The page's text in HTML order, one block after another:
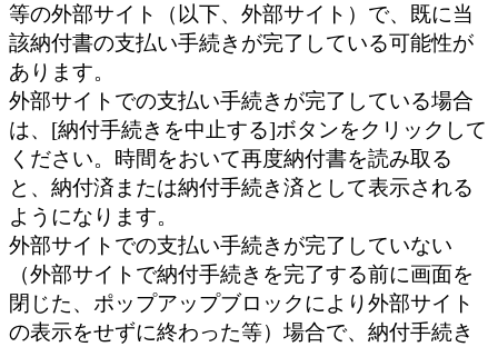
等の外部サイト（以下、外部サイト）で、既に当
該納付書の支払い手続きが完了している可能性が
あります。
外部サイトでの支払い手続きが完了している場合
は、[納付手続きを中止する]ボタンをクリックして
ください。時間をおいて再度納付書を読み取る
と、納付済または納付手続き済として表示される
ようになります。
外部サイトでの支払い手続きが完了していない
（外部サイトで納付手続きを完了する前に画面を
閉じた、ポップアップブロックにより外部サイト
の表示をせずに終わった等）場合で、納付手続き